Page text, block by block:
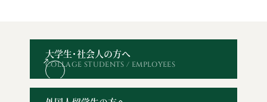
資料請求 オープン
大学生・社会人の方へ
COLLAGE STUDENTS / EMPLOYEES